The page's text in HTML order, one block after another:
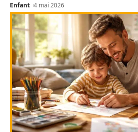
Enfant 4 mai 2026